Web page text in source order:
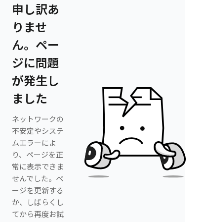
申し訳あ
りませ
ん。ペー
ジに問題
が発生し
ました
ネットワークの
不安定やシステ
ムエラーによ
り、ページを正
常に表示できま
せんでした。ペ
ージを更新する
か、しばらくし
てから再度お試